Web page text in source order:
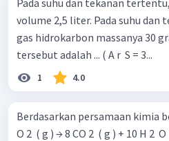
volume 2,5 liter. Pada suhu dan
gas hidrokarbon massanya 30
tersebut adalah ... ( A r ​ S = 3...
1 4.0
Berdasarkan persamaan kimia berikut: 2 C 4 ​ H
O 2 ​ ( g ) → 8 CO 2 ​ ( g ) + 10 H 2 ​ O ( g ) Berapa liter